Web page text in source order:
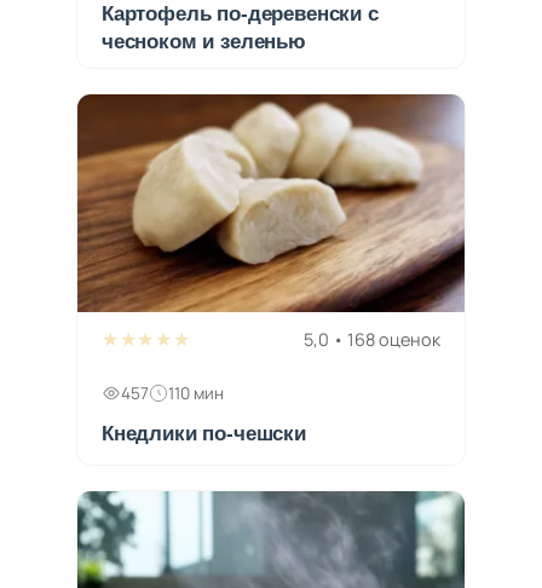
Картофель по-деревенски с
чесноком и зеленью
★★★★★ 5,0 • 168 оценок
457 110 мин
Кнедлики по-чешски